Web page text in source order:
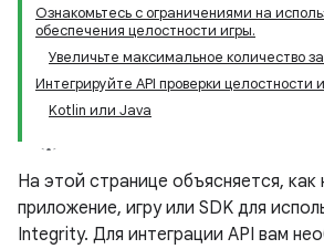
Ознакомьтесь с ограничениями на
обеспечения целостности игры.
Увеличьте максимальное количество
Интегрируйте API проверки целостности
Kotlin или Java
На этой странице объясняется, как
приложение, игру или SDK для
Integrity. Для интеграции API вам